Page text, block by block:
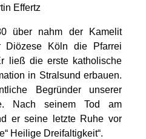
Effertz
über nahm der Kamelit
Diözese Köln die Pfarrei
ließ die erste katholische
in Stralsund erbauen.
Begründer unserer
Nach seinem Tod am
er seine letzte Ruhe vor
Heilige Dreifaltigkeit“.